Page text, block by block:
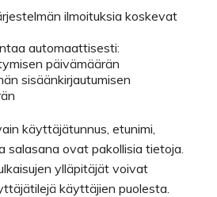
ilmoituksia koskevat
automaattisesti:
päivämäärän
sisäänkirjautumisen
käyttäjätunnus, etunimi,
salasana ovat pakollisia tietoja.
ylläpitäjät voivat
käyttäjien puolesta.